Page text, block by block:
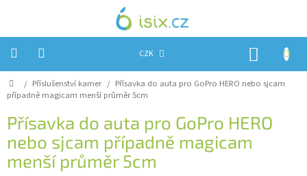
CZK
Úvod
Obchodní
podmínky
Domů
/ Příslušenství kamer / Přísavka do auta pro GoPro HERO nebo sjcam
případně magicam menší průměr 5cm
Přísavka do auta pro GoPro HERO
nebo sjcam případně magicam
menší průměr 5cm